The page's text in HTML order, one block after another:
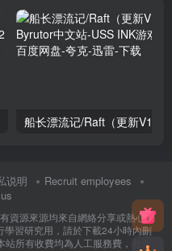
船长漂流记/Raft（更新V1.0
说明
Recruit employees
有資源來源均來自網絡分享或熱心網
習研究用，請於下載24小時內刪
所有收費均為人工服務費，包含